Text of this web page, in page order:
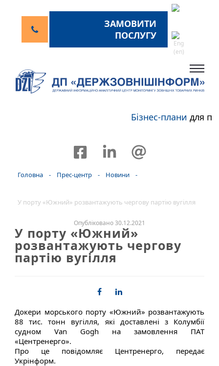
ЗАМОВИТИ
ПОСЛУГУ
Бізнес-планидля
Головна - Прес-центр - Новини -
У порту «Южний» розвантажують чергову партію вугілля
Опубліковано 30.12.2021
У порту «Южний»
розвантажують чергову
партію вугілля
Докери морського порту «Южний» розвантажують
88 тис. тонн вугілля, які доставлені з Колумбії
судном Van Gogh на замовлення ПАТ
«Центренерго».
Про це повідомляє Центренерго, передає
Укрінформ.